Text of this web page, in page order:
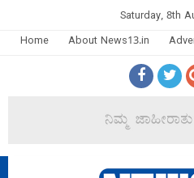
Saturday, 8th
Home
About News13.in